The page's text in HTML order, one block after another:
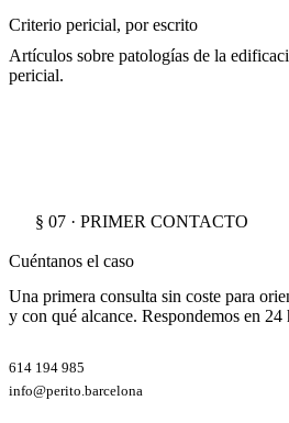
Criterio pericial, por escrito
Artículos sobre patologías de la
pericial.
§ 07 · PRIMER CONTACTO
Cuéntanos el caso
Una primera consulta sin coste para
y con qué alcance. Respondemos en 24
614 194 985
info@perito.barcelona